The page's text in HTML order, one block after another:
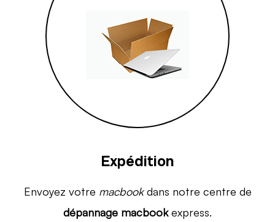
Expédition
Envoyez votre macbookdans notre centre de
dépannage macbookexpress.